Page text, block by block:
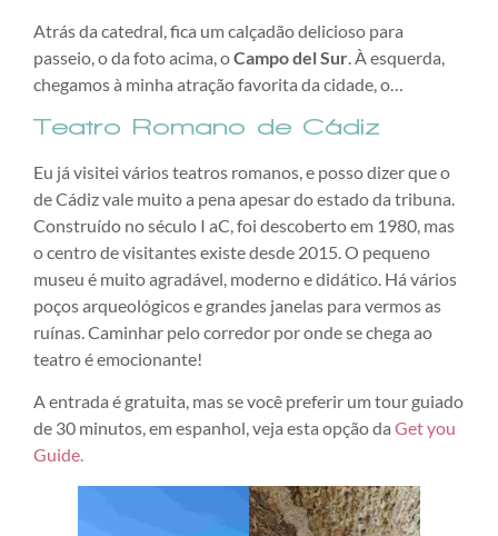
Atrás da catedral, fica um calçadão delicioso para
passeio, o da foto acima, oCampo del Sur. À esquerda,
chegamos à minha atração favorita da cidade, o…
Teatro Romano de Cádiz
Eu já visitei vários teatros romanos, e posso dizer que o
de Cádiz vale muito a pena apesar do estado da tribuna.
Construído no século I aC, foi descoberto em 1980, mas
o centro de visitantes existe desde 2015. O pequeno
museu é muito agradável, moderno e didático. Há vários
poços arqueológicos e grandes janelas para vermos as
ruínas. Caminhar pelo corredor por onde se chega ao
teatro é emocionante!
A entrada é gratuita, mas se você preferir um tour guiado
de 30 minutos, em espanhol, veja esta opção da Get you
Guide.